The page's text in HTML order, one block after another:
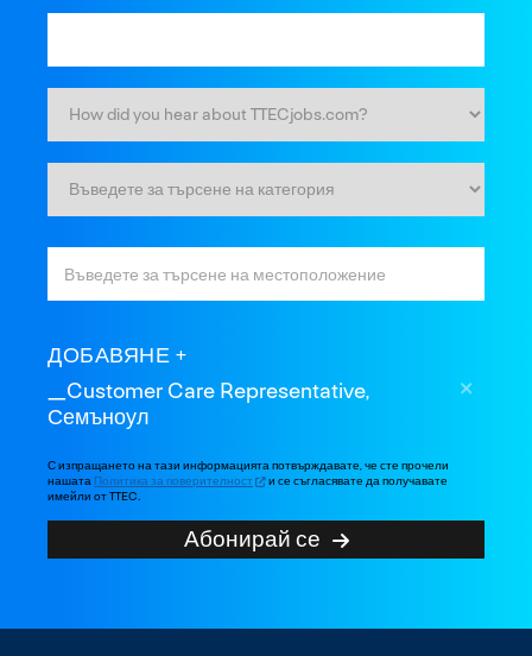
ДОБАВЯНЕ
_Customer Care Representative,
Семъноул
С изпращането на тази информацията потвърждавате, че сте прочели
нашата Политика за поверителност
и се съгласявате да получавате
имейли от TTEC.
Абонирай се